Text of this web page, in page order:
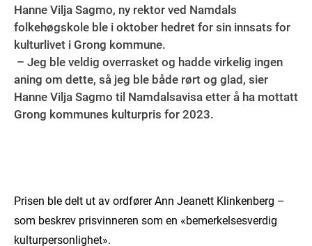
Hanne Vilja Sagmo, ny rektor ved Namdals
folkehøgskole ble i oktober hedret for sin innsats for
kulturlivet i Grong kommune.
– Jeg ble veldig overrasket og hadde virkelig ingen
aning om dette, så jeg ble både rørt og glad, sier
Hanne Vilja Sagmo til Namdalsavisa etter å ha mottatt
Grong kommunes kulturpris for 2023.
Prisen ble delt ut av ordfører Ann Jeanett Klinkenberg –
som beskrev prisvinneren som en «bemerkelsesverdig
kulturpersonlighet».